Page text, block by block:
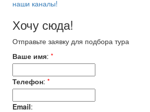
наши каналы!
Хочу сюда!
Отправьте заявку для подбора тура
Ваше имя: *
Телефон: *
Email: